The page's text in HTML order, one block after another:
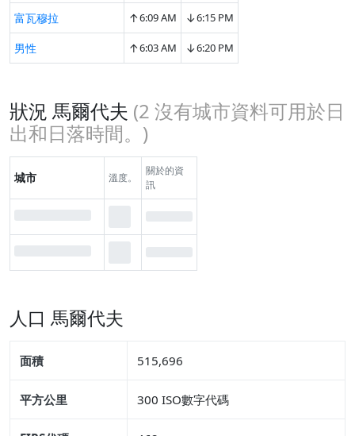
富瓦穆拉 ↑6:09 AM ↓6:15 PM
男性 ↑6:03 AM ↓6:20 PM
狀況 馬爾代夫 (2 沒有城市資料可用於日
出和日落時間。)
城市 溫度。
關於的資
訊
人口 馬爾代夫
面積 515,696
平方公里 300 ISO數字代碼